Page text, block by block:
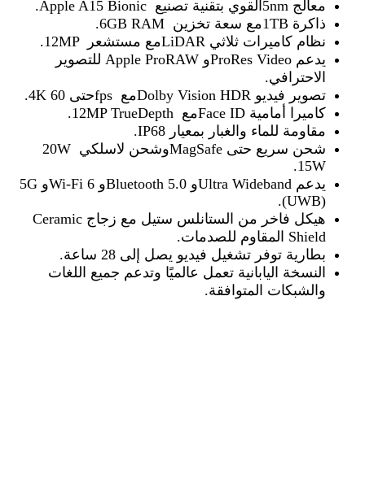
معالج
Apple A15 Bionic القوي بتقنية تصنيع5nm.
ذاكرة
6GB RAM مع سعة تخزين1TB.
نظام كاميرات ثلاثي
12MP مع مستشعرLiDAR.
يدعم
Apple ProRAW وProRes Video
للتصوير
الاحترافي.
تصوير فيديو
4K حتى 60fps معDolby Vision HDR.
كاميرا أمامية
12MP TrueDepth معFace ID.
مقاومة للماء والغبار بمعيار IP68.
شحن سريع حتى
20W وشحن لاسلكيMagSafe
15W.
يدعم
5G وWi-Fi 6 وBluetooth 5.0 وUltra Wideband
(UWB).
هيكل فاخر من الستانلس ستيل مع زجاج Ceramic
Shield المقاوم للصدمات.
بطارية توفر تشغيل فيديو يصل إلى 28 ساعة.
النسخة اليابانية تعمل عالميًا وتدعم جميع اللغات
والشبكات المتوافقة.